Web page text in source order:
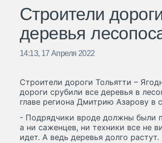
Строители
деревья
14:13, 17 Апреля 2022
Строители дороги Тольятти –
дороги срубили все деревья в
главе региона Дмитрию Азарову в
- Подрядчики вроде должны были
а ни саженцев, ни техники все не
идет. А ведь деревья долго растут.